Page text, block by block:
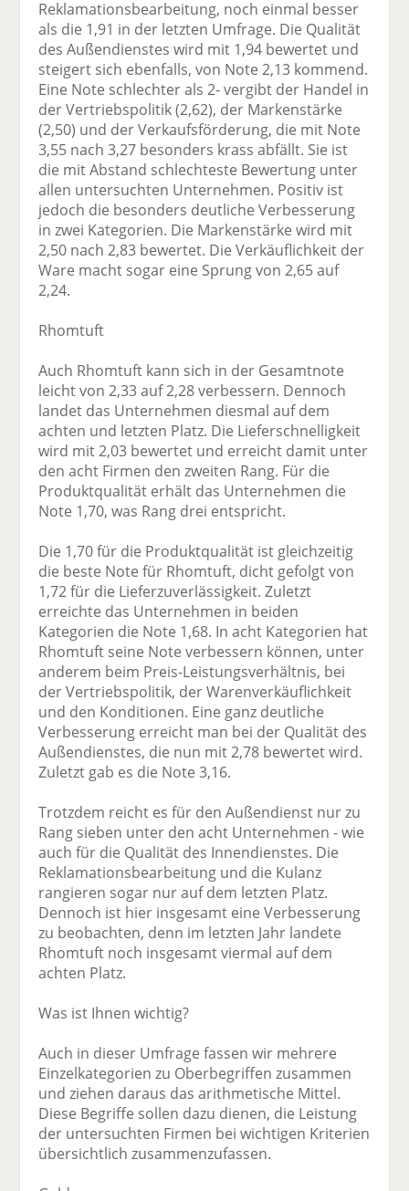
Reklamationsbearbeitung, noch einmal besser
als die 1,91 in der letzten Umfrage. Die Qualität
des Außendienstes wird mit 1,94 bewertet und
steigert sich ebenfalls, von Note 2,13 kommend.
Eine Note schlechter als 2- vergibt der Handel in
der Vertriebspolitik (2,62), der Markenstärke
(2,50) und der Verkaufsförderung, die mit Note
3,55 nach 3,27 besonders krass abfällt. Sie ist
die mit Abstand schlechteste Bewertung unter
allen untersuchten Unternehmen. Positiv ist
jedoch die besonders deutliche Verbesserung
in zwei Kategorien. Die Markenstärke wird mit
2,50 nach 2,83 bewertet. Die Verkäuflichkeit der
Ware macht sogar eine Sprung von 2,65 auf
2,24.
Rhomtuft
Auch Rhomtuft kann sich in der Gesamtnote
leicht von 2,33 auf 2,28 verbessern. Dennoch
landet das Unternehmen diesmal auf dem
achten und letzten Platz. Die Lieferschnelligkeit
wird mit 2,03 bewertet und erreicht damit unter
den acht Firmen den zweiten Rang. Für die
Produktqualität erhält das Unternehmen die
Note 1,70, was Rang drei entspricht.
Die 1,70 für die Produktqualität ist gleichzeitig
die beste Note für Rhomtuft, dicht gefolgt von
1,72 für die Lieferzuverlässigkeit. Zuletzt
erreichte das Unternehmen in beiden
Kategorien die Note 1,68. In acht Kategorien hat
Rhomtuft seine Note verbessern können, unter
anderem beim Preis-Leistungsverhältnis, bei
der Vertriebspolitik, der Warenverkäuflichkeit
und den Konditionen. Eine ganz deutliche
Verbesserung erreicht man bei der Qualität des
Außendienstes, die nun mit 2,78 bewertet wird.
Zuletzt gab es die Note 3,16.
Trotzdem reicht es für den Außendienst nur zu
Rang sieben unter den acht Unternehmen - wie
auch für die Qualität des Innendienstes. Die
Reklamationsbearbeitung und die Kulanz
rangieren sogar nur auf dem letzten Platz.
Dennoch ist hier insgesamt eine Verbesserung
zu beobachten, denn im letzten Jahr landete
Rhomtuft noch insgesamt viermal auf dem
achten Platz.
Was ist Ihnen wichtig?
Auch in dieser Umfrage fassen wir mehrere
Einzelkategorien zu Oberbegriffen zusammen
und ziehen daraus das arithmetische Mittel.
Diese Begriffe sollen dazu dienen, die Leistung
der untersuchten Firmen bei wichtigen Kriterien
übersichtlich zusammenzufassen.